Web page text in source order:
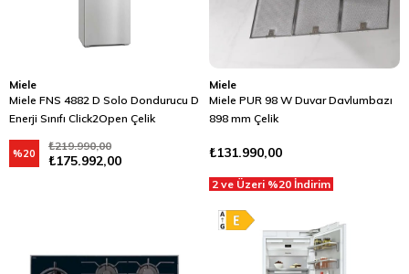
Miele
Miele FNS 4882 D Solo Dondurucu D
Enerji Sınıfı Click2Open Çelik
₺175.992,00
₺219.990,00
%20
Miele
Miele PUR 98 W Duvar Davlumbazı
898 mm Çelik
₺131.990,00
2 ve Üzeri %20 İndirim